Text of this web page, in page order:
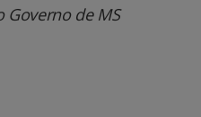
Governo de MS